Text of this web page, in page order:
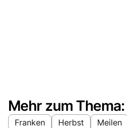
Mehr zum Thema:
Franken Herbst Meilen